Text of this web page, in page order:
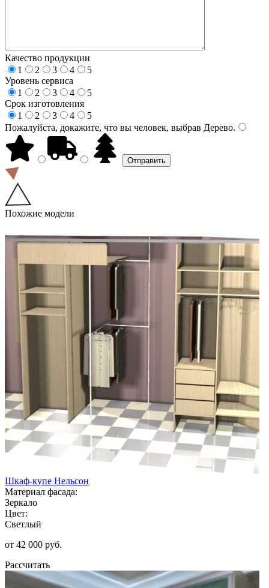
Качество продукции
1
2 3 4
5
Уровень сервиса
1
2 3 4
5
Срок изготовления
1
2 3 4
5
Пожалуйста, докажите, что вы человек, выбрав Дерево.
Похожие модели
Шкаф-купе Нельсон
Материал фасада:
Зеркало
Цвет:
Светлый
от 42 000 руб.
Рассчитать